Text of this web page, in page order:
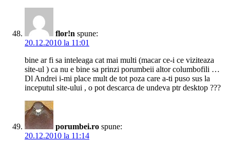
flor!n spune:
20.12.2010 la 11:01
bine ar fi sa inteleaga cat mai multi (macar ce-i ce viziteaza
site-ul ) ca nu e bine sa prinzi porumbeii altor columbofili …
Dl Andrei i-mi place mult de tot poza care a-ti puso sus la
inceputul site-ului , o pot descarca de undeva ptr desktop ???
porumbei.ro spune:
20.12.2010 la 11:14